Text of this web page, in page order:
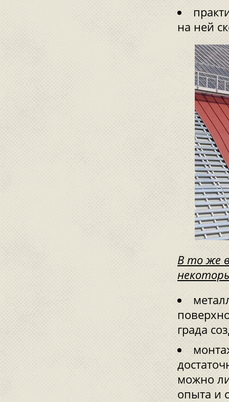
на ней
В то же
града
можно
опыта и